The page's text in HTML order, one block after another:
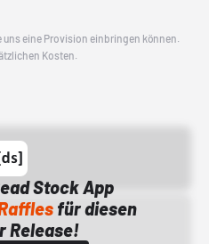
eine Provision einbringen können.
Kosten.
Stock App
für diesen
Release!